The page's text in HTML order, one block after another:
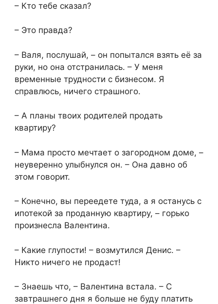
– Кто тебе сказал?
– Это правда?
– Валя, послушай, – он попытался взять её за
руки, но она отстранилась. – У меня
временные трудности с бизнесом. Я
справлюсь, ничего страшного.
– А планы твоих родителей продать
квартиру?
– Мама просто мечтает о загородном доме, –
неуверенно улыбнулся он. – Она давно об
этом говорит.
– Конечно, вы переедете туда, а я останусь с
ипотекой за проданную квартиру, – горько
произнесла Валентина.
– Какие глупости! – возмутился Денис. –
Никто ничего не продаст!
– Знаешь что, – Валентина встала. – С
завтрашнего дня я больше не буду платить